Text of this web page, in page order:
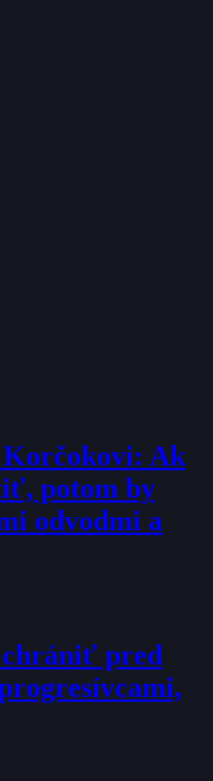
Korčokovi: Ak
potom by
odvodmi a
chrániť pred